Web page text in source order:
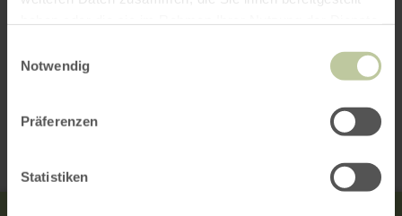
Notwendig
Präferenzen
Statistiken
Kontakt